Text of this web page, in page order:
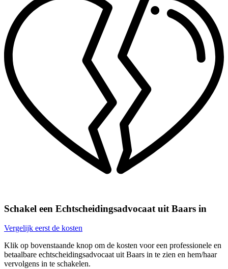
Schakel een Echtscheidingsadvocaat uit Baars in
Vergelijk eerst de kosten
Klik op bovenstaande knop om de kosten voor een professionele en
betaalbare echtscheidingsadvocaat uit Baars in te zien en hem/haar
vervolgens in te schakelen.